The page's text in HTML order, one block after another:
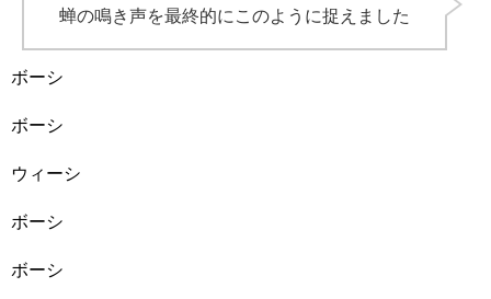
蝉の鳴き声を最終的にこのように捉えました
ボーシ
ボーシ
ウィーシ
ボーシ
ボーシ